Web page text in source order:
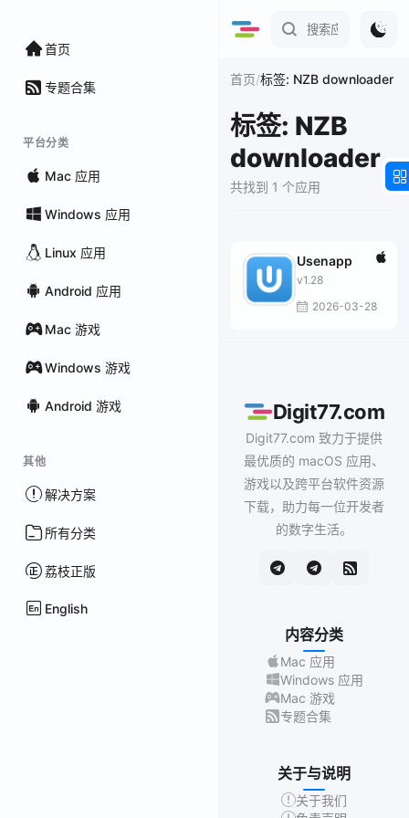
首页
专题合集
平台分类
Mac 应用
Windows 应用
Linux 应用
Android 应用
Mac 游戏
Windows 游戏
Android 游戏
其他
解决方案
所有分类
荔枝正版
English
首页/标签: NZB downloader
标签: NZB
downloader
共找到 1 个应用
Usenapp
v1.28
2026-03-28
Digit77.com
Digit77.com 致力于提供
最优质的 macOS 应用、
游戏以及跨平台软件资源
下载，助力每一位开发者
的数字生活。
内容分类
Mac 应用
Windows 应用
Mac 游戏
专题合集
关于与说明
关于我们